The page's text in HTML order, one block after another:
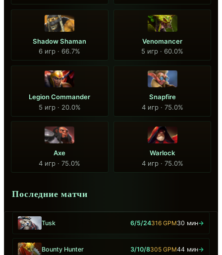
Shadow Shaman
6 игр · 66.7%
Venomancer
5 игр · 60.0%
Legion Commander
5 игр · 20.0%
Snapfire
4 игр · 75.0%
Axe
4 игр · 75.0%
Warlock
4 игр · 75.0%
Последние матчи
Tusk 6/5/24316 GPM30 мин→
Bounty Hunter 3/10/8305 GPM44 мин→